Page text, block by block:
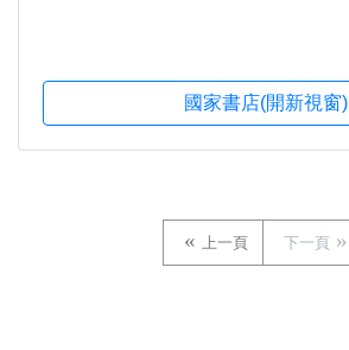
國家書店(開新視窗)
上一頁 下一頁